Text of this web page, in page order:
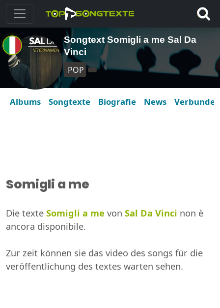
Songtext Somigli a me Sal Da
Vinci
POP
Albums Songtexte Biografie News Verbunden
Somigli a me
Die texte Somigli a me von Sal Da Vinci non è
ancora disponibile.
Zur zeit können sie das video des songs für die
veröffentlichung des textes warten sehen.